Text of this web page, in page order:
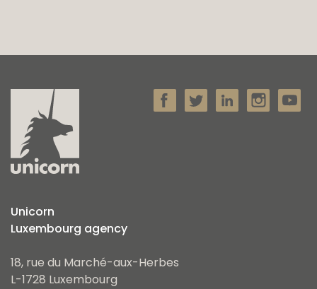
Unicorn
Luxembourg agency
18, rue du Marché-aux-Herbes
L-1728 Luxembourg